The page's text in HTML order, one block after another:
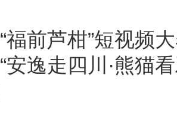
“福前芦柑”短视频
“安逸走四川·熊猫